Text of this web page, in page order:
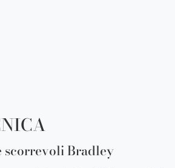
scorrevoli Bradley